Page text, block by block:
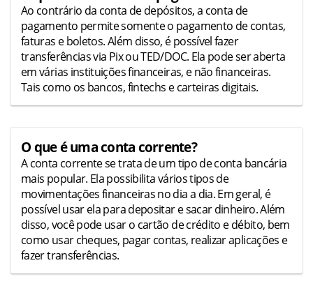
Ao contrário da conta de depósitos, a conta de
pagamento permite somente o pagamento de contas,
faturas e boletos. Além disso, é possível fazer
transferências via Pix ou TED/DOC. Ela pode ser aberta
em várias instituições financeiras, e não financeiras.
Tais como os bancos, fintechs e carteiras digitais.
O que é uma conta corrente?
A conta corrente se trata de um tipo de conta bancária
mais popular. Ela possibilita vários tipos de
movimentações financeiras no dia a dia. Em geral, é
possível usar ela para depositar e sacar dinheiro. Além
disso, você pode usar o cartão de crédito e débito, bem
como usar cheques, pagar contas, realizar aplicações e
fazer transferências.